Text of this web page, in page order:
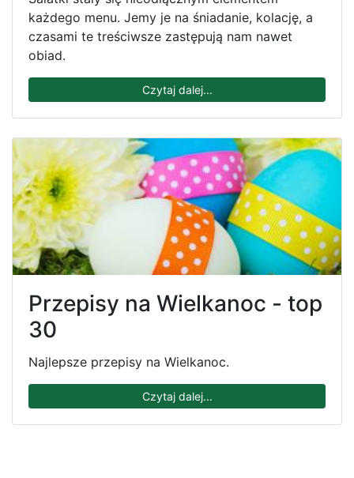
każdego menu. Jemy je na śniadanie, kolację, a
czasami te treściwsze zastępują nam nawet
obiad.
Czytaj dalej...
Przepisy na Wielkanoc - top
30
Najlepsze przepisy na Wielkanoc.
Czytaj dalej...